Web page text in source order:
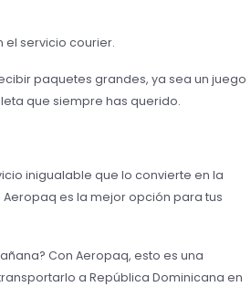
el servicio courier.
paquetes grandes, ya sea un juego
que siempre has querido.
inigualable que lo convierte en la
es la mejor opción para tus
Con Aeropaq, esto es una
a República Dominicana en